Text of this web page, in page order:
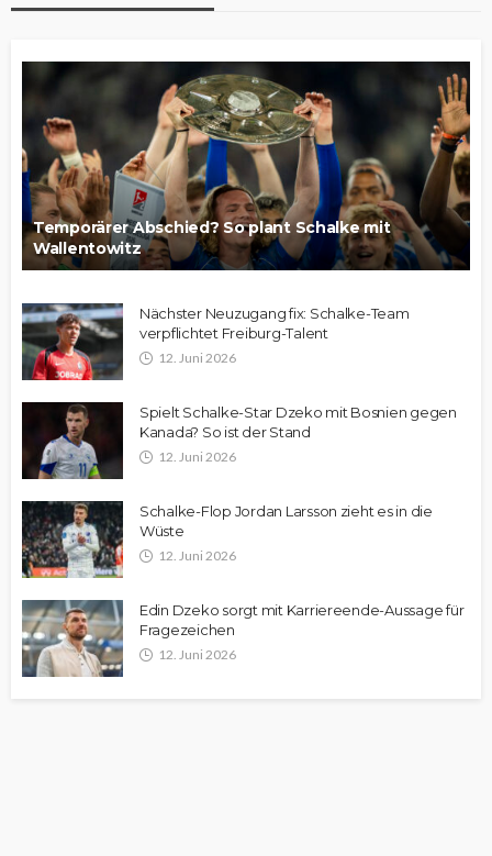
Temporärer Abschied? So plant Schalke mit
Wallentowitz
Nächster Neuzugang fix: Schalke-Team
verpflichtet Freiburg-Talent
12. Juni 2026
Spielt Schalke-Star Dzeko mit Bosnien gegen
Kanada? So ist der Stand
12. Juni 2026
Schalke-Flop Jordan Larsson zieht es in die
Wüste
12. Juni 2026
Edin Dzeko sorgt mit Karriereende-Aussage für
Fragezeichen
12. Juni 2026